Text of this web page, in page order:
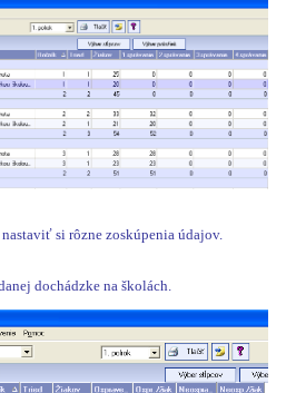
si rôzne zoskúpenia údajov.
dochádzke na školách.